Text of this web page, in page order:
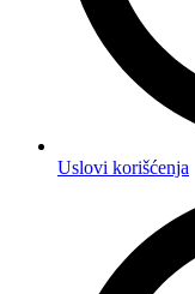
Uslovi korišćenja